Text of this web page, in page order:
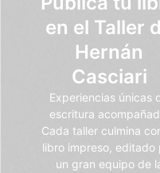
en el Taller
Hernán
Casciari
Experiencias únicas
escritura
Cada taller culmina
libro impreso, editado
un gran equipo de